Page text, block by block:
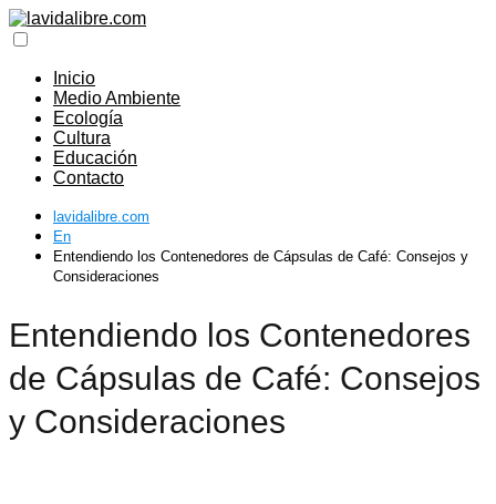
Inicio
Medio Ambiente
Ecología
Cultura
Educación
Contacto
lavidalibre.com
En
Entendiendo los Contenedores de Cápsulas de Café: Consejos y
Consideraciones
Entendiendo los Contenedores
de Cápsulas de Café: Consejos
y Consideraciones